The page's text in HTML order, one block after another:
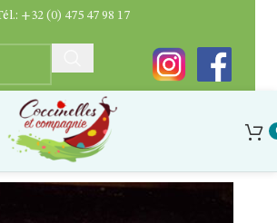
aiguilles-55-1
+32 (0) 475 47 98 17